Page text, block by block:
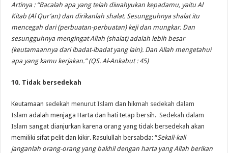
Artinya : “Bacalah apa yang telah diwahyukan kepadamu, yaitu Al
Kitab (Al Qur’an) dan dirikanlah shalat. Sesungguhnya shalat itu
mencegah dari (perbuatan-perbuatan) keji dan mungkar. Dan
sesungguhnya mengingat Allah (shalat) adalah lebih besar
(keutamaannya dari ibadat-ibadat yang lain). Dan Allah mengetahui
apa yang kamu kerjakan.” (QS. Al-Ankabut : 45)
10. Tidak bersedekah
Keutamaan sedekah menurut Islam danhikmah sedekah dalam
Islam adalah menjaga Harta dan hati tetap bersih.Sedekah dalam
Islam sangat dianjurkan karena orang yang tidak bersedekah akan
memiliki sifat pelit dan kikir. Rasulullah bersabda: “Sekali-kali
janganlah orang-orang yang bakhil dengan harta yang Allah berikan